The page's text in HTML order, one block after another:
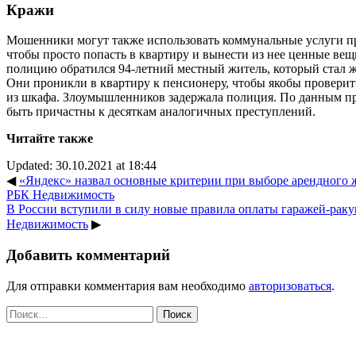
Кражи
Мошенники могут также использовать коммунальные услуги
чтобы просто попасть в квартиру и вынести из нее ценные
полицию обратился 94-летний местный житель, который стал
Они проникли в квартиру к пенсионеру, чтобы якобы
из шкафа. Злоумышленников задержала полиция. По данным
быть причастны к десяткам аналогичных преступлений.
Читайте также
Updated: 30.10.2021 at 18:44
◀ «Яндекс» назвал основные критерии при выборе
РБК Недвижимость
В России вступили в силу новые правила оплаты гаражей-
Недвижимость ▶
Добавить комментарий
Для отправки комментария вам необходимо авторизоваться.
Найти: